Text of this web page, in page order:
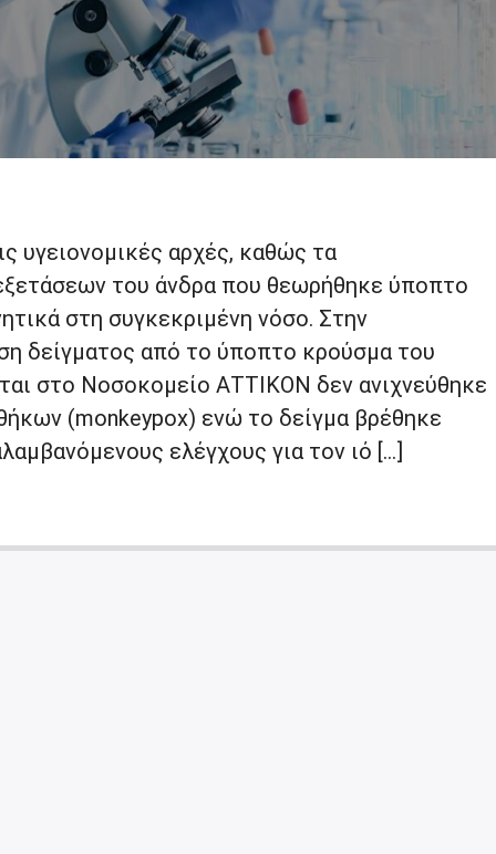
υγειονομικές αρχές, καθώς τα
του άνδρα που θεωρήθηκε ύποπτο
στη συγκεκριμένη νόσο. Στην
δείγματος από το ύποπτο κρούσμα του
στο Νοσοκομείο ΑΤΤΙΚΟΝ δεν ανιχνεύθηκε
(monkeypox) ενώ το δείγμα βρέθηκε
ελέγχους για τον ιό […]